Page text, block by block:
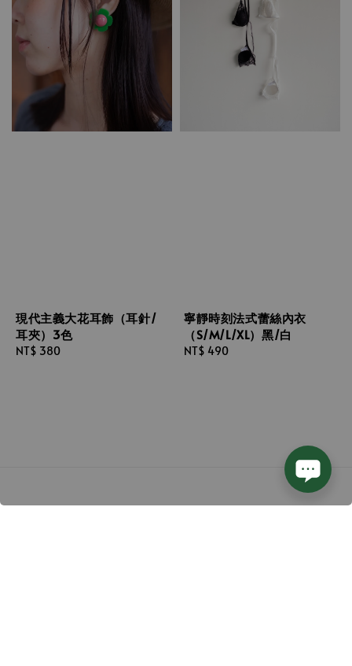
現代主義大花耳飾（耳針/
耳夾）3色
Regular
NT$ 380
寧靜時刻法式蕾絲內衣
（S/M/L/XL）黑/白
Regular
NT$ 490